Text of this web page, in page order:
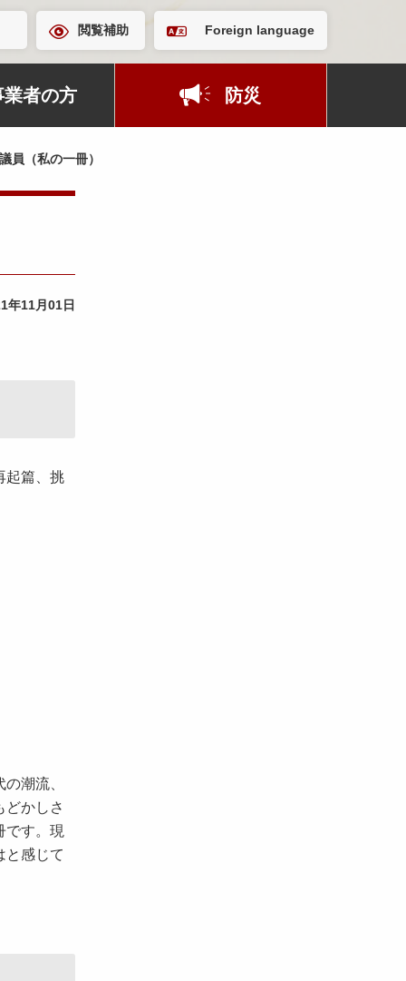
閲覧補助 Foreign language
業者の方 防災
員（私の一冊）
年11月01日
起篇、挑
潮流、
どかしさ
です。現
と感じて